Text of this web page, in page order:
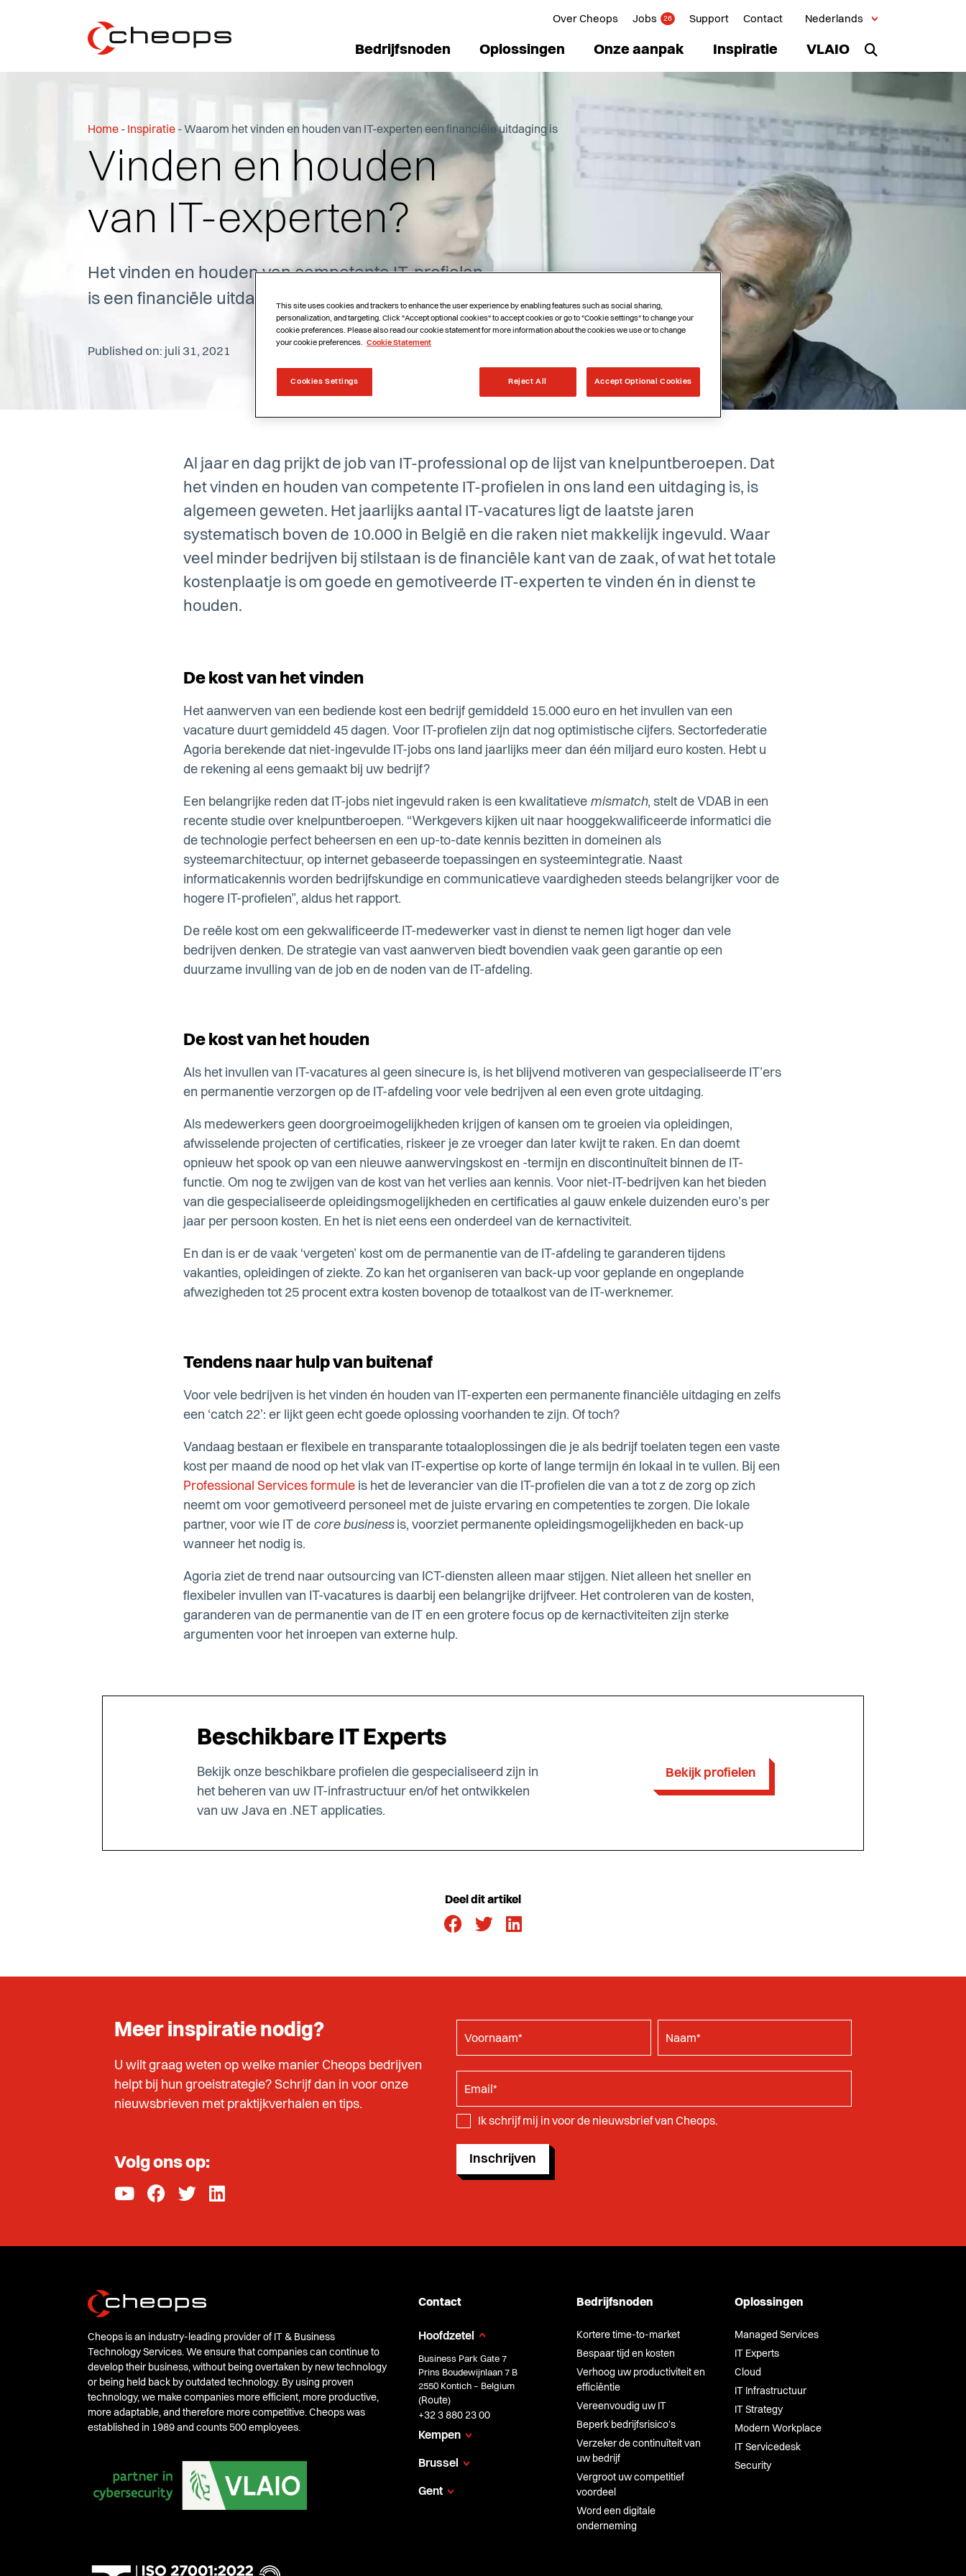
Over Cheops Jobs 26 Support Contact Nederlands
Bedrijfsnoden Oplossingen Onze aanpak Inspiratie VLAIO
Home - Inspiratie - Waarom het vinden en houden van IT-experten een financiële uitdaging is
Vinden en houden
van IT-experten?
Het vinden en houden van competente IT-profielen
is een financiële uitdaging in ons land
Published on: juli 31, 2021
Al jaar en dag prijkt de job van IT-professional op de lijst van knelpuntberoepen. Dat
het vinden en houden van competente IT-profielen in ons land een uitdaging is, is
algemeen geweten. Het jaarlijks aantal IT-vacatures ligt de laatste jaren
systematisch boven de 10.000 in België en die raken niet makkelijk ingevuld. Waar
veel minder bedrijven bij stilstaan is de financiële kant van de zaak, of wat het totale
kostenplaatje is om goede en gemotiveerde IT-experten te vinden én in dienst te
houden.
De kost van het vinden
Het aanwerven van een bediende kost een bedrijf gemiddeld 15.000 euro en het invullen van een
vacature duurt gemiddeld 45 dagen. Voor IT-profielen zijn dat nog optimistische cijfers. Sectorfederatie
Agoria berekende dat niet-ingevulde IT-jobs ons land jaarlijks meer dan één miljard euro kosten. Hebt u
de rekening al eens gemaakt bij uw bedrijf?
Een belangrijke reden dat IT-jobs niet ingevuld raken is een kwalitatieve mismatch, stelt de VDAB in een
recente studie over knelpuntberoepen. “Werkgevers kijken uit naar hooggekwalificeerde informatici die
de technologie perfect beheersen en een up-to-date kennis bezitten in domeinen als
systeemarchitectuur, op internet gebaseerde toepassingen en systeemintegratie. Naast
informaticakennis worden bedrijfskundige en communicatieve vaardigheden steeds belangrijker voor de
hogere IT-profielen”, aldus het rapport.
De reële kost om een gekwalificeerde IT-medewerker vast in dienst te nemen ligt hoger dan vele
bedrijven denken. De strategie van vast aanwerven biedt bovendien vaak geen garantie op een
duurzame invulling van de job en de noden van de IT-afdeling.
De kost van het houden
Als het invullen van IT-vacatures al geen sinecure is, is het blijvend motiveren van gespecialiseerde IT’ers
en permanentie verzorgen op de IT-afdeling voor vele bedrijven al een even grote uitdaging.
Als medewerkers geen doorgroeimogelijkheden krijgen of kansen om te groeien via opleidingen,
afwisselende projecten of certificaties, riskeer je ze vroeger dan later kwijt te raken. En dan doemt
opnieuw het spook op van een nieuwe aanwervingskost en -termijn en discontinuïteit binnen de IT-
functie. Om nog te zwijgen van de kost van het verlies aan kennis. Voor niet-IT-bedrijven kan het bieden
van die gespecialiseerde opleidingsmogelijkheden en certificaties al gauw enkele duizenden euro’s per
jaar per persoon kosten. En het is niet eens een onderdeel van de kernactiviteit.
En dan is er de vaak ‘vergeten’ kost om de permanentie van de IT-afdeling te garanderen tijdens
vakanties, opleidingen of ziekte. Zo kan het organiseren van back-up voor geplande en ongeplande
afwezigheden tot 25 procent extra kosten bovenop de totaalkost van de IT-werknemer.
Tendens naar hulp van buitenaf
Voor vele bedrijven is het vinden én houden van IT-experten een permanente financiële uitdaging en zelfs
een ‘catch 22’: er lijkt geen echt goede oplossing voorhanden te zijn. Of toch?
Vandaag bestaan er flexibele en transparante totaaloplossingen die je als bedrijf toelaten tegen een vaste
kost per maand de nood op het vlak van IT-expertise op korte of lange termijn én lokaal in te vullen. Bij een
Professional Services formule is het de leverancier van die IT-profielen die van a tot z de zorg op zich
neemt om voor gemotiveerd personeel met de juiste ervaring en competenties te zorgen. Die lokale
partner, voor wie IT de core businessis, voorziet permanente opleidingsmogelijkheden en back-up
wanneer het nodig is.
Agoria ziet de trend naar outsourcing van ICT-diensten alleen maar stijgen. Niet alleen het sneller en
flexibeler invullen van IT-vacatures is daarbij een belangrijke drijfveer. Het controleren van de kosten,
garanderen van de permanentie van de IT en een grotere focus op de kernactiviteiten zijn sterke
argumenten voor het inroepen van externe hulp.
Beschikbare IT Experts
Bekijk onze beschikbare profielen die gespecialiseerd zijn in
het beheren van uw IT-infrastructuur en/of het ontwikkelen
van uw Java en .NET applicaties.
Bekijk profielen
Deel dit artikel
Meer inspiratie nodig?
U wilt graag weten op welke manier Cheops bedrijven
helpt bij hun groeistrategie? Schrijf dan in voor onze
nieuwsbrieven met praktijkverhalen en tips.
Volg ons op:
Ik schrijf mij in voor de nieuwsbrief van Cheops.
Inschrijven
Cheops is an industry-leading provider of IT & Business
Technology Services. We ensure that companies can continue to
develop their business, without being overtaken by new technology
or being held back by outdated technology. By using proven
technology, we make companies more efficient, more productive,
more adaptable, and therefore more competitive. Cheops was
established in 1989 and counts 500 employees.
Contact
Hoofdzetel
Business Park Gate 7
Prins Boudewijnlaan 7 B
2550 Kontich – Belgium
(Route)
+32 3 880 23 00
Kempen
Brussel
Gent
Bedrijfsnoden
Kortere time-to-market
Bespaar tijd en kosten
Verhoog uw productiviteit en
efficiëntie
Vereenvoudig uw IT
Beperk bedrijfsrisico’s
Verzeker de continuïteit van
uw bedrijf
Vergroot uw competitief
voordeel
Word een digitale
onderneming
Oplossingen
Managed Services
IT Experts
Cloud
IT Infrastructuur
IT Strategy
Modern Workplace
IT Servicedesk
Security
This site uses cookies and trackers to enhance the user experience by enabling features such as social sharing,
personalization, and targeting. Click "Accept optional cookies" to accept cookies or go to "Cookie settings" to change your
cookie preferences. Please also read our cookie statement for more information about the cookies we use or to change
your cookie preferences. Cookie Statement
Reject All Accept Optional Cookies
Cookies Settings